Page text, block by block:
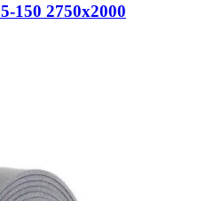
150 2750x2000